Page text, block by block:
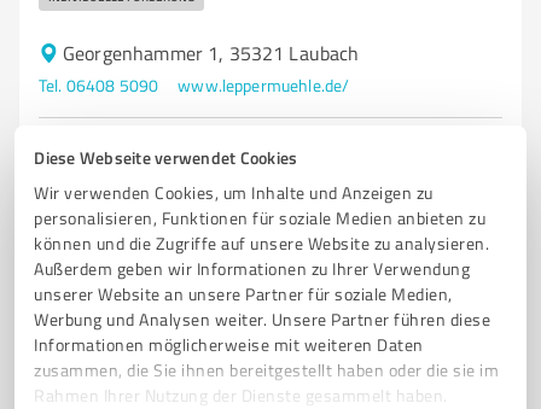
Diese Webseite verwendet Cookies
Wir verwenden Cookies, um Inhalte und Anzeigen zu
personalisieren, Funktionen für soziale Medien anbieten zu
können und die Zugriffe auf unsere Website zu analysieren.
Außerdem geben wir Informationen zu Ihrer Verwendung
unserer Website an unsere Partner für soziale Medien,
Werbung und Analysen weiter. Unsere Partner führen diese
Informationen möglicherweise mit weiteren Daten
zusammen, die Sie ihnen bereitgestellt haben oder die sie im
Rahmen Ihrer Nutzung der Dienste gesammelt haben.
Georgenhammer 1, 35321 Laubach
Tel. 06408 5090 www.leppermuehle.de/
2,00 / 5,00
5 Bildung, Ausbildung & Weiterbildung
Gymnasium des Wetteraukreises
Gymnasium des Wetteraukreises in Nidda – Bildung
und individuelle Förderung